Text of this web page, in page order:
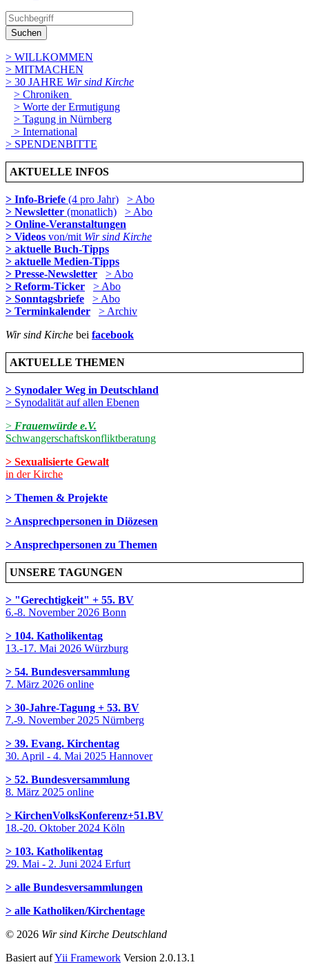
Suchen
> WILLKOMMEN
> MITMACHEN
> 30 JAHRE Wir sind Kirche
> Chroniken
> Worte der Ermutigung
> Tagung in Nürnberg
> International
> SPENDENBITTE
AKTUELLE INFOS
> Info-Briefe (4 pro Jahr)
> Abo
> Newsletter (monatlich)
> Abo
> Online-Veranstaltungen
> Videos von/mit Wir sind Kirche
> aktuelle Buch-Tipps
> aktuelle Medien-Tipps
> Presse-Newsletter
> Abo
> Reform-Ticker
> Abo
> Sonntagsbriefe
> Abo
> Terminkalender
> Archiv
Wir sind Kirche bei facebook
AKTUELLE THEMEN
> Synodaler Weg in Deutschland
> Synodalität auf allen Ebenen
> Frauenwürde e.V.
Schwangerschaftskonfliktberatung
> Sexualisierte Gewalt
in der Kirche
> Themen & Projekte
> Ansprechpersonen in Diözesen
> Ansprechpersonen zu Themen
UNSERE TAGUNGEN
> "Gerechtigkeit" + 55. BV
6.-8. November 2026 Bonn
> 104. Katholikentag
13.-17. Mai 2026 Würzburg
> 54. Bundesversammlung
7. März 2026 online
> 30-Jahre-Tagung + 53. BV
7.-9. November 2025 Nürnberg
> 39. Evang. Kirchentag
30. April - 4. Mai 2025 Hannover
> 52. Bundesversammlung
8. März 2025 online
> KirchenVolksKonferenz+51.BV
18.-20. Oktober 2024 Köln
> 103. Katholikentag
29. Mai - 2. Juni 2024 Erfurt
> alle Bundesversammlungen
> alle Katholiken/Kirchentage
© 2026 Wir sind Kirche Deutschland
Basiert aufYii Framework Version 2.0.13.1